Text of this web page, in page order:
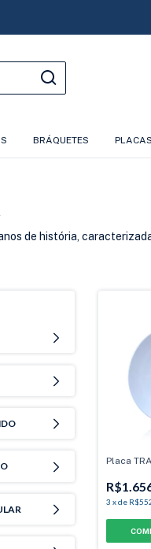
BRÁQUETES
anos de história,
Placa
3 xde